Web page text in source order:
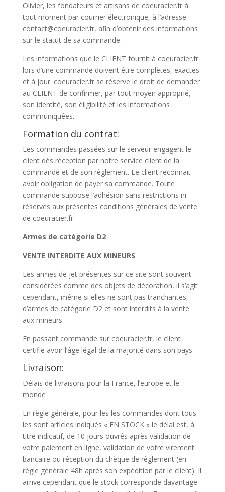
Olivier, les fondateurs et artisans de coeuracier.fr à
tout moment par courrier électronique, à l’adresse
contact@coeuracier.fr, afin d’obtenir des informations
sur le statut de sa commande.
Les informations que le CLIENT fournit à coeuracier.fr
lors d’une commande doivent être complètes, exactes
et à jour. coeuracier.fr se réserve le droit de demander
au CLIENT de confirmer, par tout moyen approprié,
son identité, son éligibilité et les informations
communiquées.
Formation du contrat:
Les commandes passées sur le serveur engagent le
client dès réception par notre service client de la
commande et de son règlement. Le client reconnait
avoir obligation de payer sa commande. Toute
commande suppose l’adhésion sans restrictions ni
réserves aux présentes conditions générales de vente
de coeuracier.fr
Armes de catégorie D2
VENTE INTERDITE AUX MINEURS
Les armes de jet présentes sur ce site sont souvent
considérées comme des objets de décoration, il s’agit
cependant, même si elles ne sont pas tranchantes,
d’armes de catégorie D2 et sont interdits à la vente
aux mineurs.
En passant commande sur coeuracier.fr, le client
certifie avoir l’âge légal de la majorité dans son pays
Livraison:
Délais de livraisons pour la France, l’europe et le
monde
En règle générale, pour les les commandes dont tous
les sont articles indiqués « EN STOCK » le délai est, à
titre indicatif, de 10 jours ouvrés après validation de
votre paiement en ligne, validation de votre virement
bancaire ou réception du chèque de règlement (en
règle générale 48h après son expédition par le client). Il
arrive cependant que le stock corresponde davantage